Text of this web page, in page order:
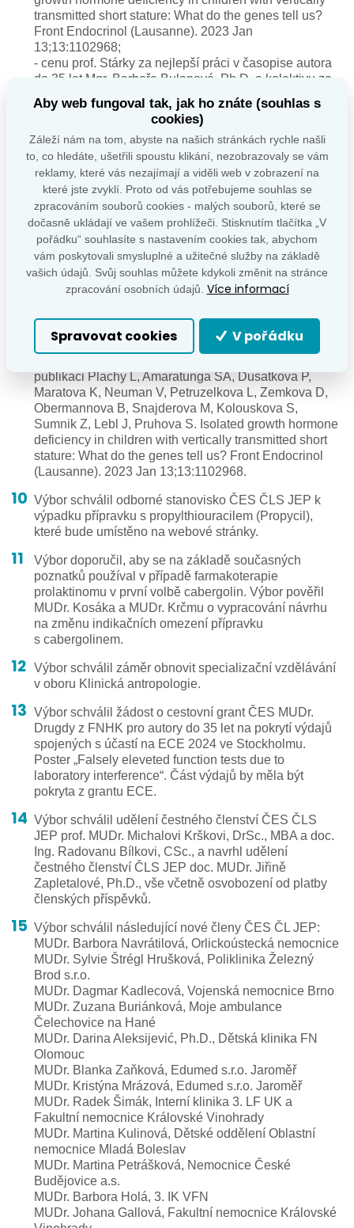
transmitted short stature: What do the genes tell us?
Front Endocrinol (Lausanne). 2023 Jan
13;13:1102968;
- cenu prof. Stárky za nejlepší práci v časopise autora
do 35 let Mgr. Barboře Bulanové, Ph.D. a kolektivu za
článek Bulanova Pekova B, Sykorova V, Mastnikova
K, Vaclavikova E, Moravcova J, Vlcek P, Lancova L,
Lastuvka P, Katra R, Bavor P, Kodetova D, Chovanec
M, Drozenova J, Matej R, Astl J, Hlozek J, Hrabal P,
Vcelak J, Bendlova B. RET fusion genes in pediatric
and adult thyroid carcinomas: cohort characteristics
and prognosis. Endocr Relat Cancer. 2023 Oct
26;30(12):e230117;
- cenu za nejlepší monografii doc. MUDr. Ludmile
Brunerové, Ph.D. a kolektivu za knihu Ludmila
Brunerová, Jana Urbanová, Jan Brož: Diabetes u
endokrinopatií a endokrinopatie u diabetu, Grada
Publishing, 2023, 248 stran.
Všechny kategorie jsou spojeny s odměnou 20 000,-
Kč.
Výbor nominoval do soutěže předsednictva ČLS JEP
publikaci Plachy L, Amaratunga SA, Dusatkova P,
Maratova K, Neuman V, Petruzelkova L, Zemkova D,
Obermannova B, Snajderova M, Kolouskova S,
Sumnik Z, Lebl J, Pruhova S. Isolated growth hormone
deficiency in children with vertically transmitted short
stature: What do the genes tell us? Front Endocrinol
(Lausanne). 2023 Jan 13;13:1102968.
Výbor schválil odborné stanovisko ČES ČLS JEP k
výpadku přípravku s propylthiouracilem (Propycil),
které bude umístěno na webové stránky.
Výbor doporučil, aby se na základě současných
poznatků používal v případě farmakoterapie
prolaktinomu v první volbě cabergolin. Výbor pověřil
MUDr. Kosáka a MUDr. Krčmu o vypracování návrhu
na změnu indikačních omezení přípravku
s cabergolinem.
Výbor schválil záměr obnovit specializační vzdělávání
v oboru Klinická antropologie.
Výbor schválil žádost o cestovní grant ČES MUDr.
Drugdy z FNHK pro autory do 35 let na pokrytí výdajů
spojených s účastí na ECE 2024 ve Stockholmu.
Poster „Falsely eleveted function tests due to
laboratory interference“. Část výdajů by měla být
pokryta z grantu ECE.
Výbor schválil udělení čestného členství ČES ČLS
JEP prof. MUDr. Michalovi Krškovi, DrSc., MBA a doc.
Ing. Radovanu Bílkovi, CSc., a navrhl udělení
čestného členství ČLS JEP doc. MUDr. Jiřině
Zapletalové, Ph.D., vše včetně osvobození od platby
členských příspěvků.
Výbor schválil následující nové členy ČES ČL JEP:
MUDr. Barbora Navrátilová, Orlickoústecká nemocnice
MUDr. Sylvie Štrégl Hrušková, Poliklinika Železný
Brod s.r.o.
MUDr. Dagmar Kadlecová, Vojenská nemocnice Brno
MUDr. Zuzana Buriánková, Moje ambulance
Čelechovice na Hané
MUDr. Darina Aleksijević, Ph.D., Dětská klinika FN
Olomouc
MUDr. Blanka Zaňková, Edumed s.r.o. Jaroměř
MUDr. Kristýna Mrázová, Edumed s.r.o. Jaroměř
MUDr. Radek Šimák, Interní klinika 3. LF UK a
Fakultní nemocnice Královské Vinohrady
MUDr. Martina Kulinová, Dětské oddělení Oblastní
nemocnice Mladá Boleslav
MUDr. Martina Petrášková, Nemocnice České
Budějovice a.s.
MUDr. Barbora Holá, 3. IK VFN
MUDr. Johana Gallová, Fakultní nemocnice Královské
Aby web fungoval tak, jak ho znáte (souhlas s
cookies)
Záleží nám na tom, abyste na našich stránkách rychle našli
to, co hledáte, ušetřili spoustu klikání, nezobrazovaly se vám
reklamy, které vás nezajímají a viděli web v zobrazení na
které jste zvyklí. Proto od vás potřebujeme souhlas se
zpracováním souborů cookies - malých souborů, které se
dočasně ukládají ve vašem prohlížeči. Stisknutím tlačítka „V
pořádku“ souhlasíte s nastavením cookies tak, abychom
vám poskytovali smysluplné a užitečné služby na základě
vašich údajů. Svůj souhlas můžete kdykoli změnit na stránce
zpracování osobních údajů. Více informací
Spravovat cookies V pořádku